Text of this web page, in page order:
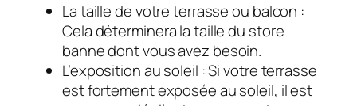
La taille de votre terrasse ou balcon :
Cela déterminera la taille du store
banne dont vous avez besoin.
L’exposition au soleil : Si votre terrasse
est fortement exposée au soleil, il est